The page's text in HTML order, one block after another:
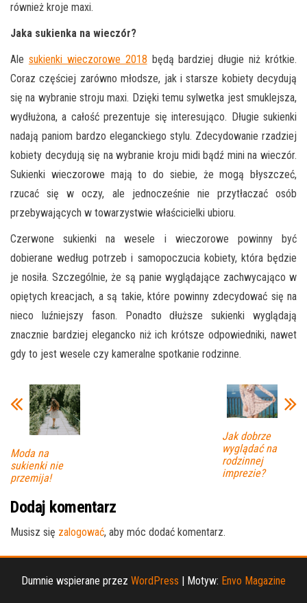
również kroje maxi.
Jaka sukienka na wieczór?
Ale sukienki wieczorowe 2018 będą bardziej długie niż krótkie.
Coraz częściej zarówno młodsze, jak i starsze kobiety decydują
się na wybranie stroju maxi. Dzięki temu sylwetka jest smuklejsza,
wydłużona, a całość prezentuje się interesująco. Długie sukienki
nadają paniom bardzo eleganckiego stylu. Zdecydowanie rzadziej
kobiety decydują się na wybranie kroju midi bądź mini na wieczór.
Sukienki wieczorowe mają to do siebie, że mogą błyszczeć,
rzucać się w oczy, ale jednocześnie nie przytłaczać osób
przebywających w towarzystwie właścicielki ubioru.
Czerwone sukienki na wesele i wieczorowe powinny być
dobierane według potrzeb i samopoczucia kobiety, która będzie
je nosiła. Szczególnie, że są panie wyglądające zachwycająco w
opiętych kreacjach, a są takie, które powinny zdecydować się na
nieco luźniejszy fason. Ponadto dłuższe sukienki wyglądają
znacznie bardziej elegancko niż ich krótsze odpowiedniki, nawet
gdy to jest wesele czy kameralne spotkanie rodzinne.
Moda na
sukienki nie
przemija!
Jak dobrze
wyglądać na
rodzinnej
imprezie?
Dodaj komentarz
Musisz się zalogować, aby móc dodać komentarz.
Dumnie wspierane przez WordPress | Motyw: Envo Magazine